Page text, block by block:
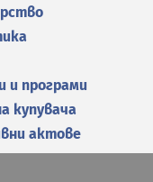
и програми
купувача
актове